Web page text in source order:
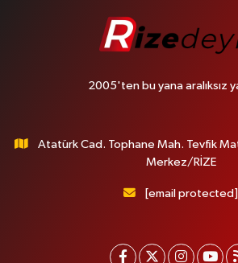
2005'ten bu yana aralıksız
Atatürk Cad. Tophane Mah. Tevfik
Merkez/RİZE
[email protected]